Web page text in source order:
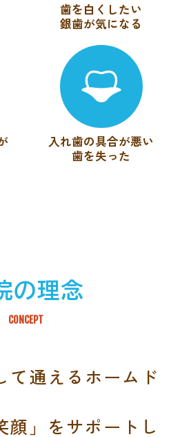
歯を白くしたい
銀歯が気になる
入れ歯の具合が悪い
歯を失った
の理念
CONCEPT
て通えるホームド
顔」をサポートし